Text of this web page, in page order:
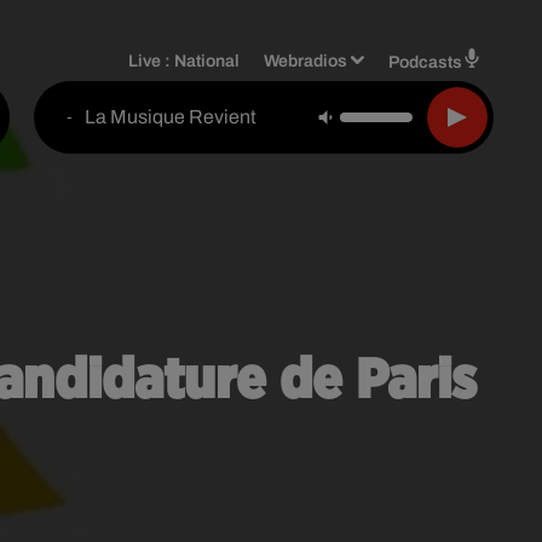
Live : National Webradios Podcasts
- La Musique Revient
de Paris